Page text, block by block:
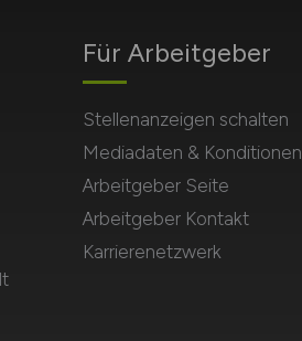
Für Arbeitgeber
Stellenanzeigen schalten
Mediadaten & Konditionen
Arbeitgeber Seite
Arbeitgeber Kontakt
Karrierenetzwerk